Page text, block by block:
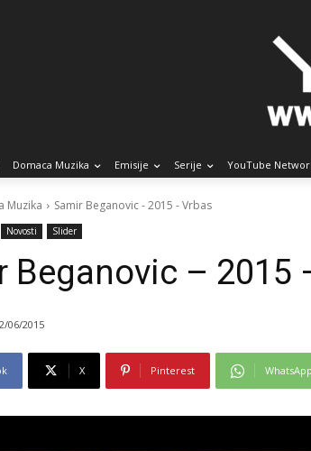
Domaca Muzika Emisije Serije YouTube
Muzika Samir Beganovic - 2015 - Vrbas
Novosti Slider
Beganovic – 2015
06/2015
X Pinterest WhatsApp